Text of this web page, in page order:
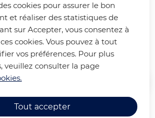
cookies pour assurer le bon
et réaliser des statistiques de
sur Accepter, vous consentez à
cookies. Vous pouvez à tout
vos préférences. Pour plus
veuillez consulter la page
Tout accepter
loisirs de février